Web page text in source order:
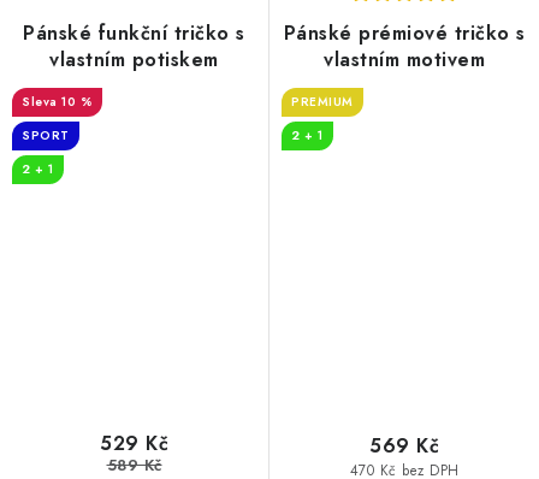
Pánské funkční tričko s
vlastním potiskem
10 %
SPORT
2 + 1
529 Kč
589 Kč
Pánské prémiové tričko s
vlastním motivem
PREMIUM
2 + 1
470 Kč bez DPH
569 Kč